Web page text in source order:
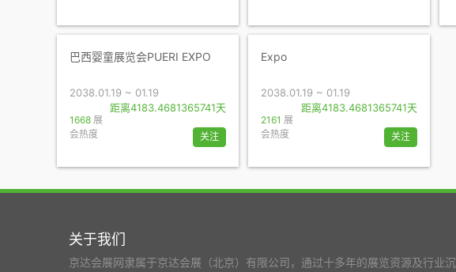
巴西婴童展览会PUERI EXPO
2038.01.19 ~ 01.19
距离4183.4681365741天
1668 展
会热度
关注
Expo
2038.01.19 ~ 01.19
距离4183.4681365741天
2161 展
会热度
关注
关于我们
京达会展网隶属于京达会展（北京）有限公司，通过十多年的展览资源及行业